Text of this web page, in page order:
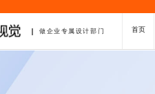
做企业专属设计部门 首页